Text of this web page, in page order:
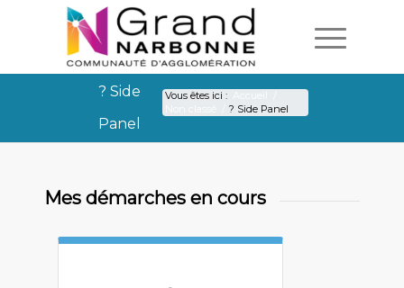
? Side
Panel
Vous êtes ici :
? Side Panel
? Side Panel
Mes démarches en cours